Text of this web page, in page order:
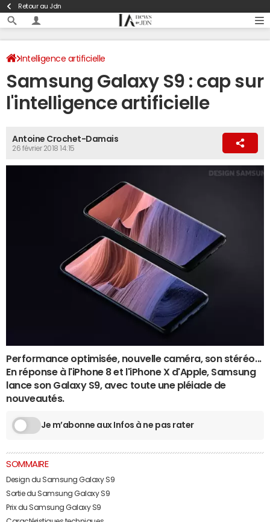
Retour au Jdn
Intelligence artificielle
Samsung Galaxy S9 : cap sur
l'intelligence artificielle
Antoine Crochet-Damais
26 février 2018 14:15
Performance optimisée, nouvelle caméra, son stéréo...
En réponse à l'iPhone 8 et l'iPhone X d'Apple, Samsung
lance son Galaxy S9, avec toute une pléiade de
nouveautés.
Je m’abonne aux Infos à ne pas rater
SOMMAIRE
Design du Samsung Galaxy S9
Sortie du Samsung Galaxy S9
Prix du Samsung Galaxy S9